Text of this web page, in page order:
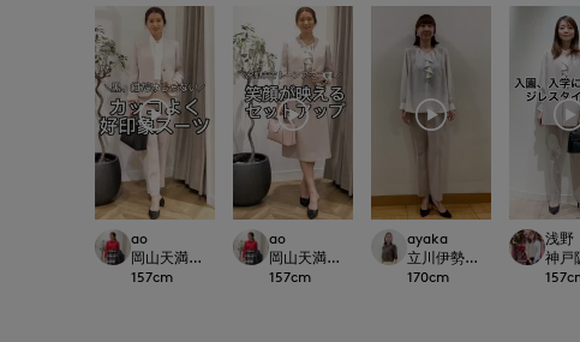
ao
岡山天満屋SUPERIORCLOSET
157cm
ao
岡山天満屋SUPERIORCLOSET
157cm
ayaka
立川伊勢丹
170cm
浅野
神戸
157